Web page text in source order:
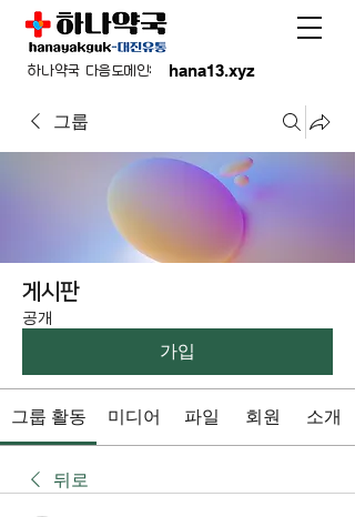
hana13.xyz
하나약국 다음도메인:
그룹
게시판
공개
가입
그룹 활동 미디어 파일 회원 소개
뒤로